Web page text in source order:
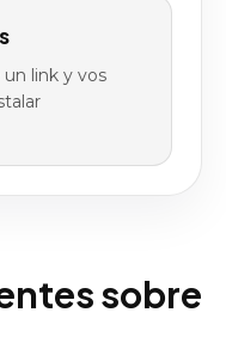
link y vos
sobre